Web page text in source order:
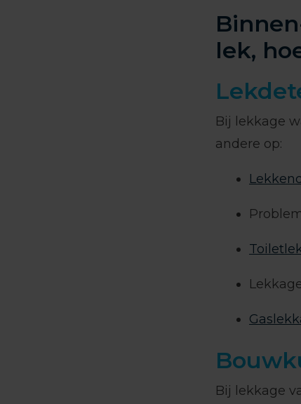
lek,
Bij lekkage
andere op:
Bij lekkage